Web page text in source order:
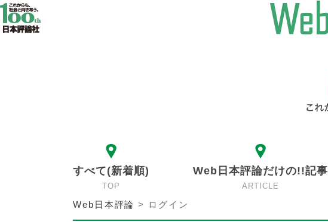
すべて(新着順)
TOP
Web日本評論だけの!!記事
ARTICLE
Web日本評論 > ログイン